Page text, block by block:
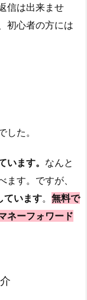
信は出来ませ
初心者の方には
た。
います。 なんと
す。ですが、
ています。 無料で
ネーフォワード